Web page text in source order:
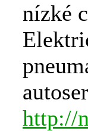
nízké
http://